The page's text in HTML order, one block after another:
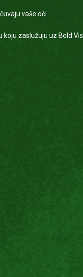
vaše oči.
zaslužuju uz Bold